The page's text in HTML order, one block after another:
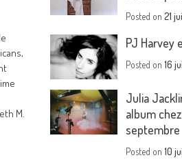
M.
Posted on21
PJ Harvey
Posted on16
Julia
album
septembre
Posted on10